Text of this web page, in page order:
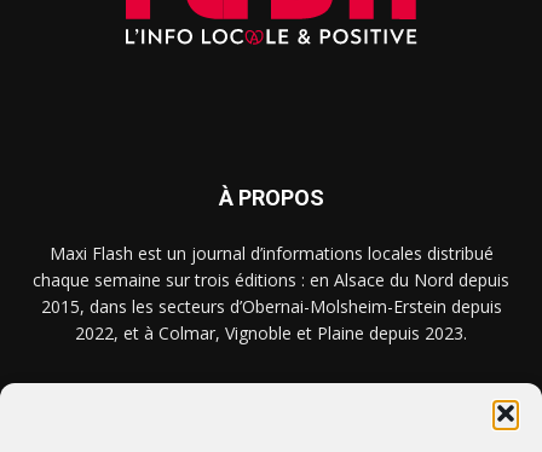
À PROPOS
Maxi Flash est un journal d’informations locales distribué
chaque semaine sur trois éditions : en Alsace du Nord depuis
2015, dans les secteurs d’Obernai-Molsheim-Erstein depuis
2022, et à Colmar, Vignoble et Plaine depuis 2023.